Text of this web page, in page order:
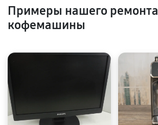
Примеры нашего ремонта
кофемашины